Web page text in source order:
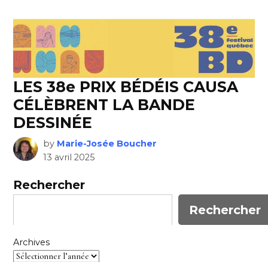
LES 38e PRIX BÉDÉIS CAUSA
CÉLÈBRENT LA BANDE
DESSINÉE
by Marie-Josée Boucher
13 avril 2025
Rechercher
Rechercher
Archives